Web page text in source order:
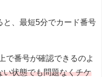
と、最短5分でカード番号
で番号が確認できるのよ
い状態でも問題なくチケ